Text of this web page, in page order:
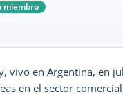
miembro
vivo en Argentina, en
en el sector